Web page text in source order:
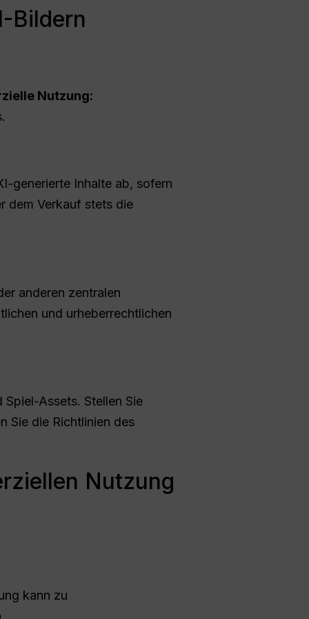
Bildern
Nutzung:
generierte Inhalte ab, sofern
dem Verkauf stets die
anderen zentralen
und urheberrechtlichen
Assets. Stellen Sie
Sie die Richtlinien des
Nutzung
kann zu